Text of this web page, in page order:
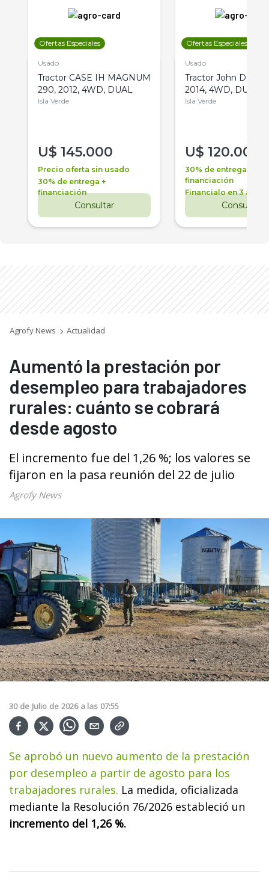
Ofertas Especiales
Usado
Tractor CASE IH MAGNUM
290, 2012, 4WD, DUAL
Isla Verde
U$ 145.000
Precio oferta sin usado
30% de entrega +
financiación
Consultar
Ofertas Especiales
Usado
Tractor John Deere
2014, 4WD, DUAL
Isla Verde
U$ 120.000
30% de entrega +
financiación
Financialo en 3 años
Consultar
Agrofy News Actualidad
Aumentó la prestación por
desempleo para trabajadores
rurales: cuánto se cobrará
desde agosto
El incremento fue del 1,26 %; los valores se
fijaron en la pasa reunión del 22 de julio
Agrofy News
30 de Julio de 2026 a las 07:55
Se aprobó un nuevo aumento de la prestación
por desempleo a partir de agosto para los
trabajadores rurales. La medida, oficializada
mediante la Resolución 76/2026 estableció un
incremento del 1,26 %.